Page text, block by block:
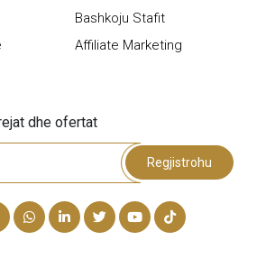
Bashkoju Stafit
Affiliate Marketing
dhe ofertat
Regjistrohu